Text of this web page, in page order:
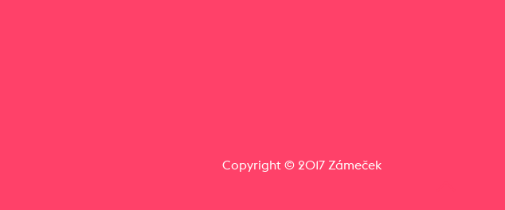
Copyright © 2017 Zámeček